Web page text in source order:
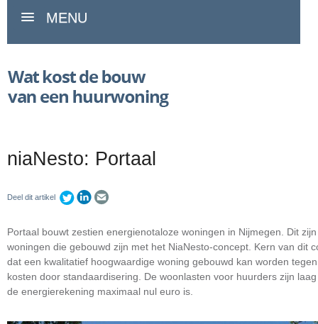
MENU
niaNesto: Portaal
Deel dit artikel
Portaal bouwt zestien energienotaloze woningen in Nijmegen. Dit
woningen die gebouwd zijn met het NiaNesto-concept. Kern van dit
dat een kwalitatief hoogwaardige woning gebouwd kan worden
kosten door standaardisering. De woonlasten voor huurders zijn
de energierekening maximaal nul euro is.